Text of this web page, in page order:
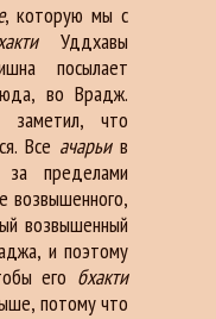
, которую мы с
Уддхавы
посылает
во Врадж.
что
Все ачарьи в
пределами
возвышенного,
возвышенный
и поэтому
его бхакти
потому что